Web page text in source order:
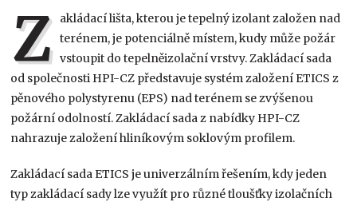
Z akládací lišta, kterou je tepelný izolant založen nad
terénem, je potenciálně místem, kudy může požár
vstoupit do tepelněizolační vrstvy. Zakládací sada
od společnosti HPI-CZ představuje systém založení ETICS z
pěnového polystyrenu (EPS) nad terénem se zvýšenou
požární odolností. Zakládací sada z nabídky HPI-CZ
nahrazuje založení hliníkovým soklovým ­profilem.
Zakládací sada ETICS je univerzálním řešením, kdy jeden
typ zakládací sady lze využít pro různé tloušťky izolačních